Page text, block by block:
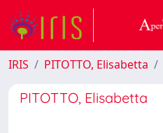
IRIS PITOTTO, Elisabetta
PITOTTO, Elisabetta